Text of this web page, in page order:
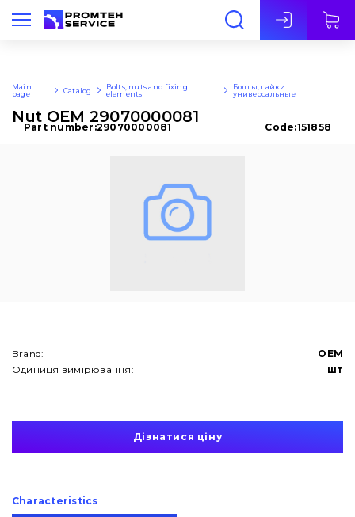
Eng
Main
page
Catalog
Bolts, nuts and fixing
elements
Болты, гайки
универсальные
Nut OEM 29070000081
Part number:29070000081 Code:151858
Brand:
OEM
Одиниця вимірювання:
шт
Дізнатися ціну
Сharacteristics